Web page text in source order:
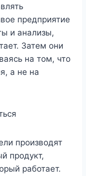
предприятие
и анализы,
Затем они
на том, что
а не на
производят
продукт,
работает.